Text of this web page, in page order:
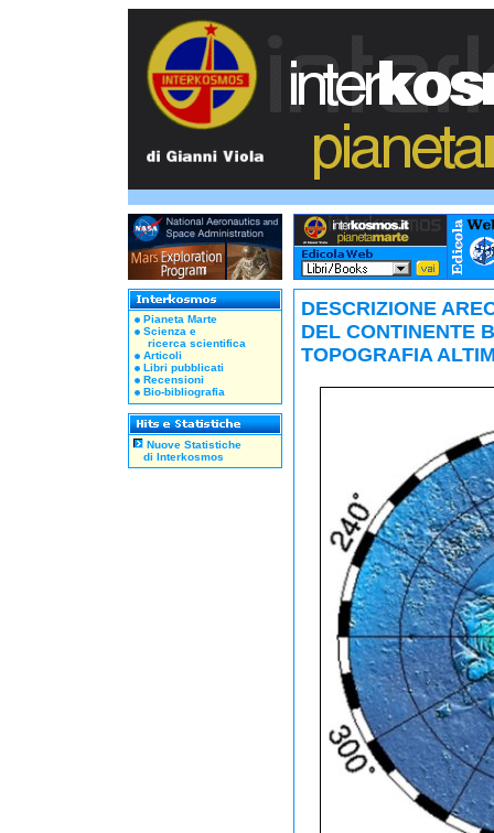
Pianeta Marte
Scienza e
ricerca scientifica
Articoli
Libri pubblicati
Recensioni
Bio-bibliografia
Nuove Statistiche
di Interkosmos
DESCRIZIONE
DEL CONTINENTE
TOPOGRAFIA